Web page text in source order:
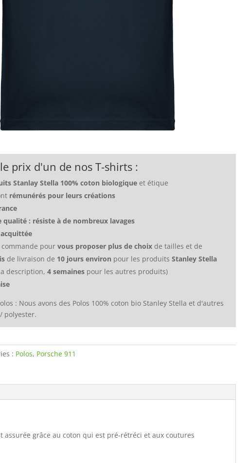
prix d'un de nos T-shirts :
Stanlay Stella 100% coton biologique et étique
rémunérés pour leurs créations
qualité : résiste à de nombreux lavages
acquittée
commande pourvous proposer plus de choix de tailles et de
de livraison de 10 jours environ pour les produitsStanley Stella
description,4 semaines pour les autres produits)
: Nous avons des Polos 100% coton bio Stanley Stella et d'autres
polyester.
: Polos, Porsche 911
assurée grâce au coton qui est pré-rétréci et aux coutures